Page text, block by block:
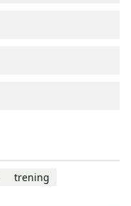
trening